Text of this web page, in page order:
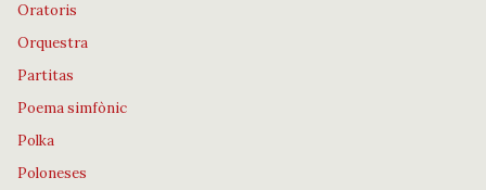
Oratoris
Orquestra
Partitas
Poema simfònic
Polka
Poloneses